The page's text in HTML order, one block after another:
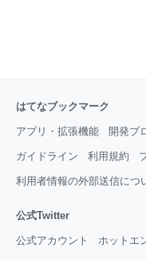
はてなブックマーク
アプリ・拡張機能 開発ブ
ガイドライン 利用規約
利用者情報の外部送信につ
公式Twitter
公式アカウント ホットエ